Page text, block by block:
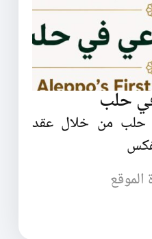
حلب
من خلال عقد
الموقع